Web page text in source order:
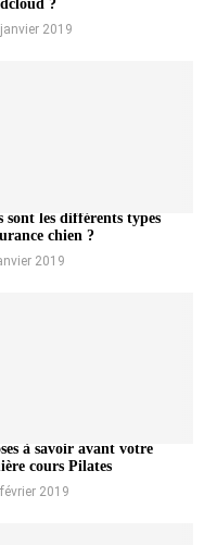
?
2019
sont les différents types
chien ?
2019
à savoir avant votre
cours Pilates
2019